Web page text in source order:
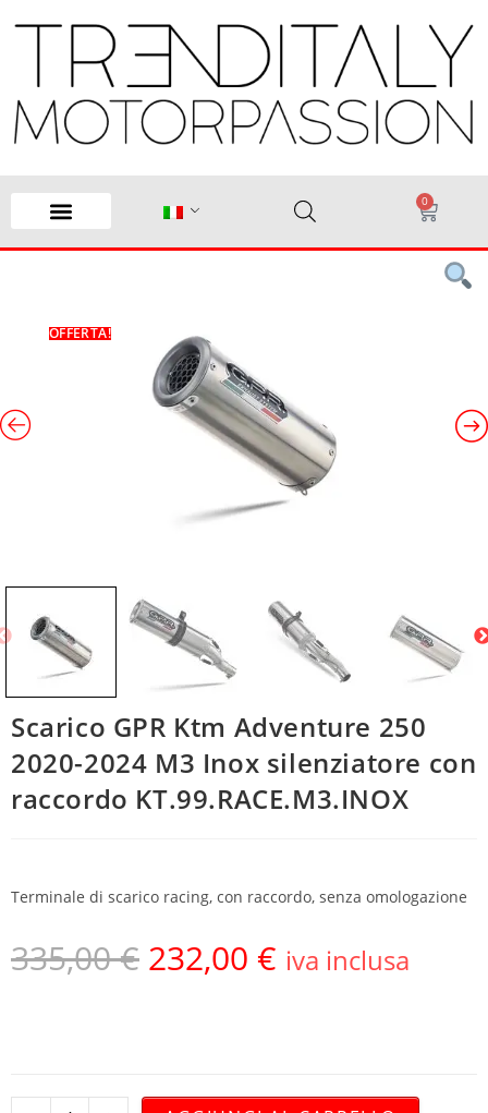
0
OFFERTA!
Scarico GPR Ktm Adventure 250
2020-2024 M3 Inox silenziatore con
raccordo KT.99.RACE.M3.INOX
Terminale di scarico racing, con raccordo, senza omologazione
335,00€ 232,00 € iva inclusa